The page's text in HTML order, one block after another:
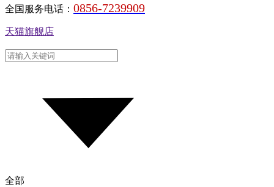
全国服务电话： 0856-7239909
天猫旗舰店
全部